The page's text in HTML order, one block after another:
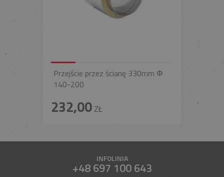
Przejście przez ścianę 330mm Φ
140-200
232,00ZŁ
INFOLINIA
+48 697 100 643